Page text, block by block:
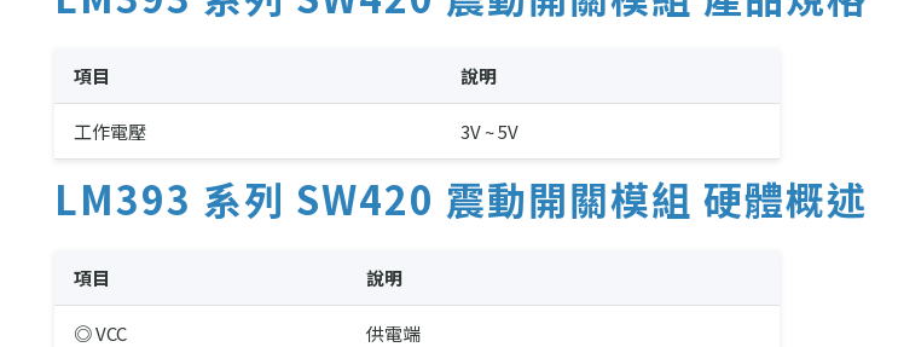
項目 說明
工作電壓 3V ~ 5V
LM393 系列 SW420 震動開關模組 硬體概述
項目 說明
◎ VCC 供電端